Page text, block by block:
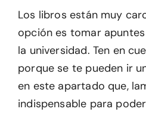
Los libros están muy
opción es tomar
la universidad. Ten en
porque se te pueden ir
en este apartado que,
indispensable para